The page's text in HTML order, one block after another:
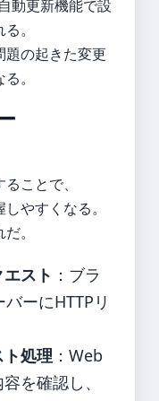
動更新機能で設
。
題の起きた変更
。
ことで、
やすくなる。
。
スト ：ブラ
ーにHTTPリ
処理 ：Web
を確認し、